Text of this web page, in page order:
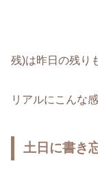
残)は昨日の残り
リアルにこんな
土日に書き